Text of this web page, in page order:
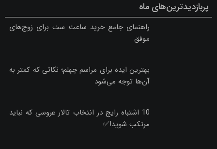
پربازدیدترین‌های ماه
راهنمای جامع خرید ساعت ست برای زوج‌های
موفق
بهترین ایده برای مراسم چهلم؛ نکاتی که کمتر به
آن‌ها توجه می‌شود
10 اشتباه رایج در انتخاب تالار عروسی که نباید
مرتکب شوید!✅